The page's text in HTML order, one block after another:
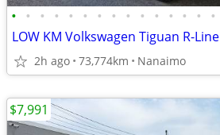
• • • • • • • • • • • • • • •
LOW KM Volkswagen Tiguan R-Line
2h ago 73,774km Nanaimo
$7,991